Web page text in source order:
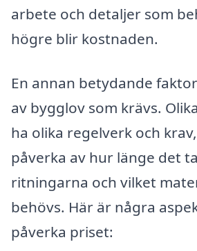
arbete och detaljer som
högre blir kostnaden.
En annan betydande
av bygglov som krävs.
ha olika regelverk och
påverka av hur länge det
ritningarna och vilket
behövs. Här är några
påverka priset: